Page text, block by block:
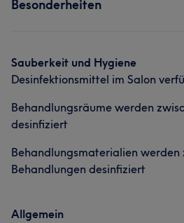
Besonderheiten
Sauberkeit und Hygiene
Desinfektionsmittel im Salon
Behandlungsräume werden
desinfiziert
Behandlungsmaterialien werden
Behandlungen desinfiziert
Allgemein